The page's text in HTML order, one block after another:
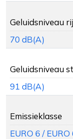
Geluidsniveau
70 dB(A)
Geluidsniveau
91 dB(A)
Emissieklasse
EURO 6 / EURO